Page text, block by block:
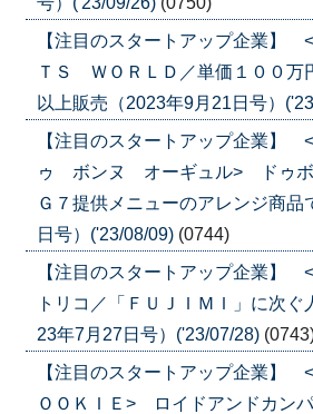
【注目のスタートアップ企業
ＴＳ ＷＯＲＬＤ／単価１００万
以上販売（2023年9月21日号）
【注目のスタートアップ企業】
ゥ ボンヌ オーギュル> ドゥボ
Ｇ７提供メニューのアレンジ商品
日号）('23/08/09) (0744)
【注目のスタートアップ企業】
トリコ／「ＦＵＪＩＭＩ」に次
23年7月27日号）('23/07/28)
【注目のスタートアップ企業
ＯＯＫＩＥ> ロイドアンドカン